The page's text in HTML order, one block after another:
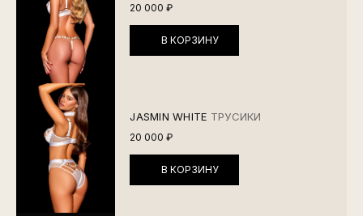
20 000 ₽
В КОРЗИНУ
JASMIN WHITE ТРУСИКИ
20 000 ₽
В КОРЗИНУ